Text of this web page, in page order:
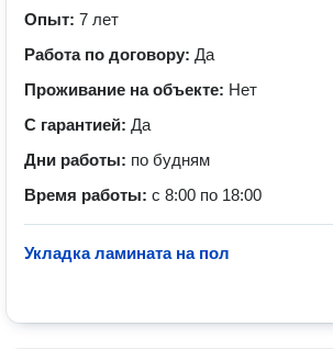
Опыт: 7 лет
Работа по договору: Да
Проживание на объекте: Нет
С гарантией: Да
Дни работы: по будням
Время работы: с 8:00 по 18:00
Укладка ламината на пол